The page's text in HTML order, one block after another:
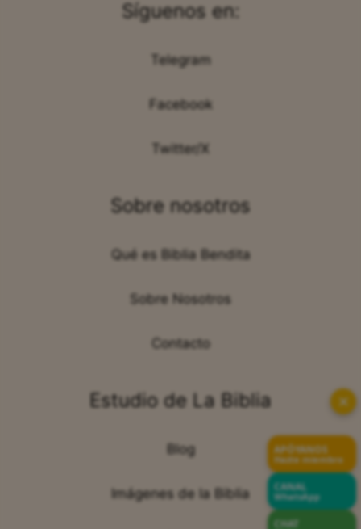
Síguenos en:
Telegram
Facebook
Twitter/X
Sobre nosotros
Qué es Biblia Bendita
Sobre Nosotros
Contacto
Estudio de La Biblia
Blog
Imágenes de la Biblia
✕
APÓYANOS
Hazte miembro
CANAL
WhatsApp
CHAT